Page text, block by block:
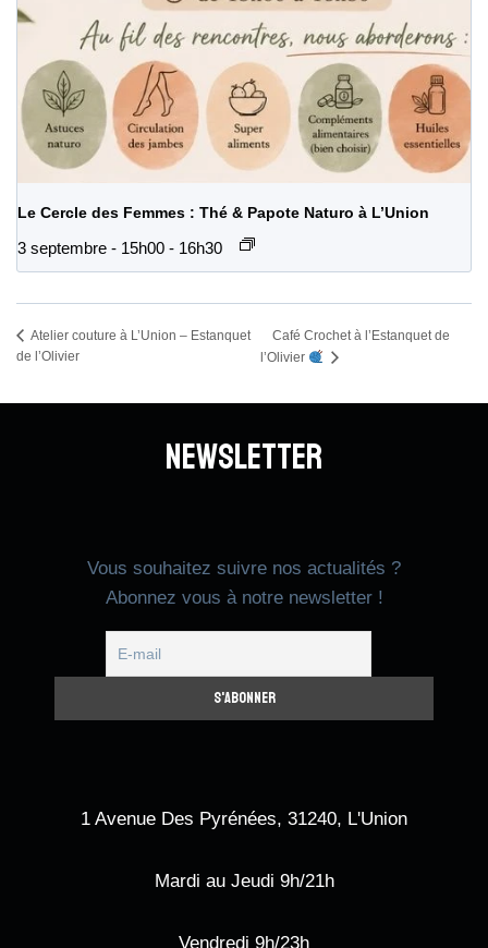
Le Cercle des Femmes : Thé & Papote Naturo à L’Union
3 septembre - 15h00 - 16h30
Atelier couture à L’Union – Estanquet
de l’Olivier
Café Crochet à l’Estanquet de
l’Olivier
Newsletter
Vous souhaitez suivre nos actualités ?
Abonnez vous à notre newsletter !
1 Avenue Des Pyrénées, 31240, L'Union
Mardi au Jeudi 9h/21h
Vendredi 9h/23h